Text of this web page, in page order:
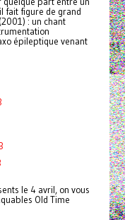
fait figure de grand
(2001) : un chant
épileptique venant
le 4 avril, on vous
Old Time